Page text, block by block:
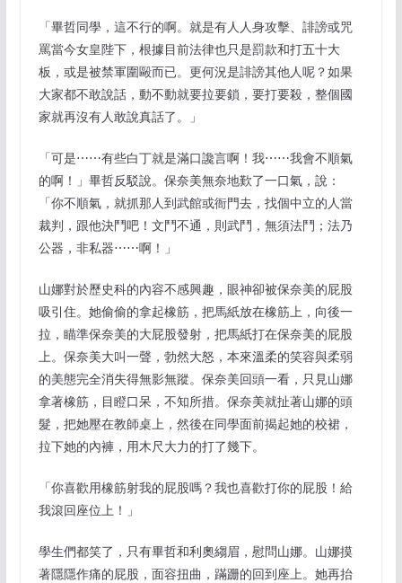
「畢哲同學，這不行的啊。就是有人人身攻擊、誹謗或咒
罵當今女皇陛下，根據目前法律也只是罰款和打五十大
板，或是被禁軍圍毆而已。更何況是誹謗其他人呢？如果
大家都不敢說話，動不動就要拉要鎖，要打要殺，整個國
家就再沒有人敢說真話了。」
「可是⋯⋯有些白丁就是滿口讒言啊！我⋯⋯我會不順氣
的啊！」畢哲反駁說。保奈美無奈地歎了一口氣，說：
「你不順氣，就抓那人到武館或衙門去，找個中立的人當
裁判，跟他決鬥吧！文鬥不通，則武鬥，無須法鬥；法乃
公器，非私器⋯⋯啊！」
山娜對於歷史科的內容不感興趣，眼神卻被保奈美的屁股
吸引住。她偷偷的拿起橡筋，把馬紙放在橡筋上，向後一
拉，瞄準保奈美的大屁股發射，把馬紙打在保奈美的屁股
上。保奈美大叫一聲，勃然大怒，本來溫柔的笑容與柔弱
的美態完全消失得無影無蹤。保奈美回頭一看，只見山娜
拿著橡筋，目瞪口呆，不知所措。保奈美就扯著山娜的頭
髮，把她壓在教師桌上，然後在同學面前揭起她的校裙，
拉下她的內褲，用木尺大力的打了幾下。
「你喜歡用橡筋射我的屁股嗎？我也喜歡打你的屁股！給
我滾回座位上！」
學生們都笑了，只有畢哲和利奧縐眉，慰問山娜。山娜摸
著隱隱作痛的屁股，面容扭曲，蹣跚的回到座上。她再抬